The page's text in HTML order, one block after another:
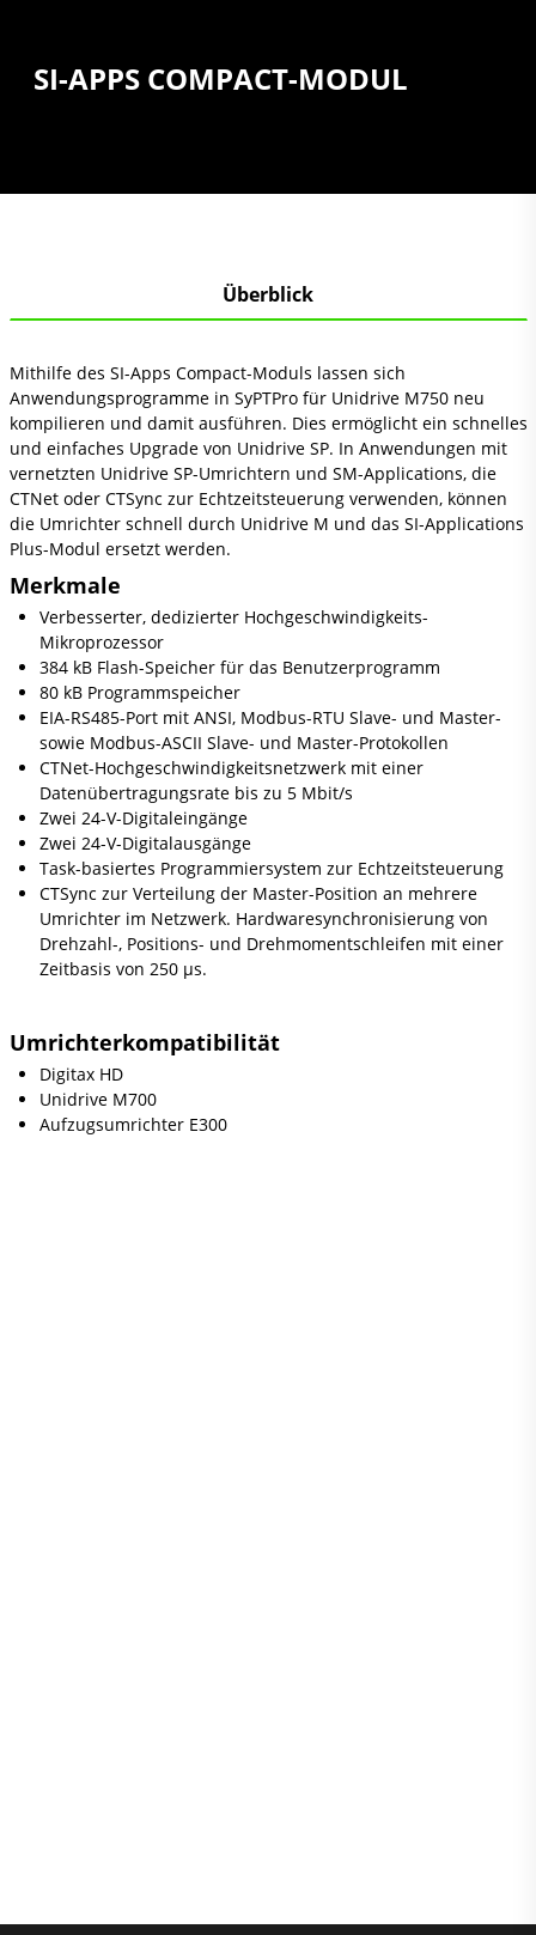
SI-APPS COMPACT-MODUL
Überblick
Mithilfe des SI-Apps Compact-Moduls lassen sich
Anwendungsprogramme in SyPTPro für Unidrive M750 neu
kompilieren und damit ausführen. Dies ermöglicht ein schnelles
und einfaches Upgrade von Unidrive SP. In Anwendungen mit
vernetzten Unidrive SP-Umrichtern und SM-Applications, die
CTNet oder CTSync zur Echtzeitsteuerung verwenden, können
die Umrichter schnell durch Unidrive M und das SI-Applications
Plus-Modul ersetzt werden.
Merkmale
Verbesserter, dedizierter Hochgeschwindigkeits-
Mikroprozessor
384 kB Flash-Speicher für das Benutzerprogramm
80 kB Programmspeicher
EIA-RS485-Port mit ANSI, Modbus-RTU Slave- und Master-
sowie Modbus-ASCII Slave- und Master-Protokollen
CTNet-Hochgeschwindigkeitsnetzwerk mit einer
Datenübertragungsrate bis zu 5 Mbit/s
Zwei 24-V-Digitaleingänge
Zwei 24-V-Digitalausgänge
Task-basiertes Programmiersystem zur Echtzeitsteuerung
CTSync zur Verteilung der Master-Position an mehrere
Umrichter im Netzwerk. Hardwaresynchronisierung von
Drehzahl-, Positions- und Drehmomentschleifen mit einer
Zeitbasis von 250 μs.
Umrichterkompatibilität
Digitax HD
Unidrive M700
Aufzugsumrichter E300